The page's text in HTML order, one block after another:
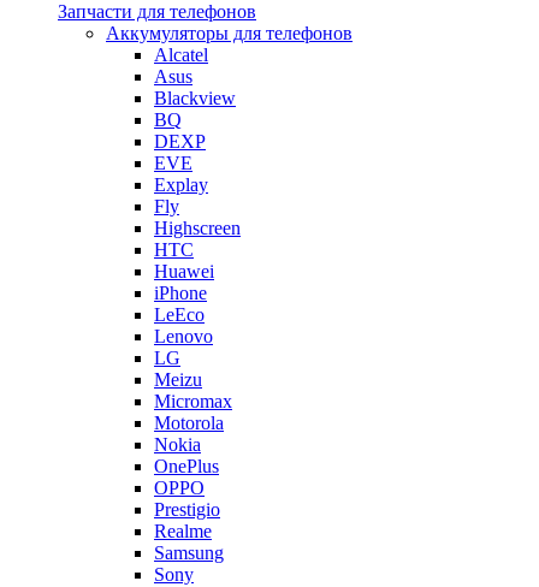
Запчасти для телефонов
Аккумуляторы для телефонов
Alcatel
Asus
Blackview
BQ
DEXP
EVE
Explay
Fly
Highscreen
HTC
Huawei
iPhone
LeEco
Lenovo
LG
Meizu
Micromax
Motorola
Nokia
OnePlus
OPPO
Prestigio
Realme
Samsung
Sony